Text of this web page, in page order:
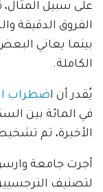
على سبيل
الفروق الدقيقة
بينما يعاني
الكاملة.
يُقدر أن اضطراب
في المائة بين
الأخيرة، تم
أجرت جامعة
لتصنيف